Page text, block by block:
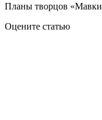
Планы творцов
Оцените статью